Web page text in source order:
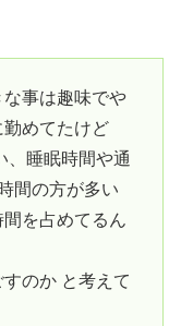
事は趣味でや
めてたけど
、睡眠時間や通
間の方が多い
を占めてるん
のか と考えて